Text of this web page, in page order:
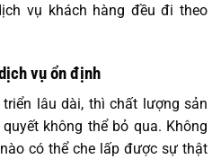
vụ khách hàng đều đi theo
vụ ổn định
lâu dài, thì chất lượng sản
không thể bỏ qua. Không
có thể che lấp được sự thật